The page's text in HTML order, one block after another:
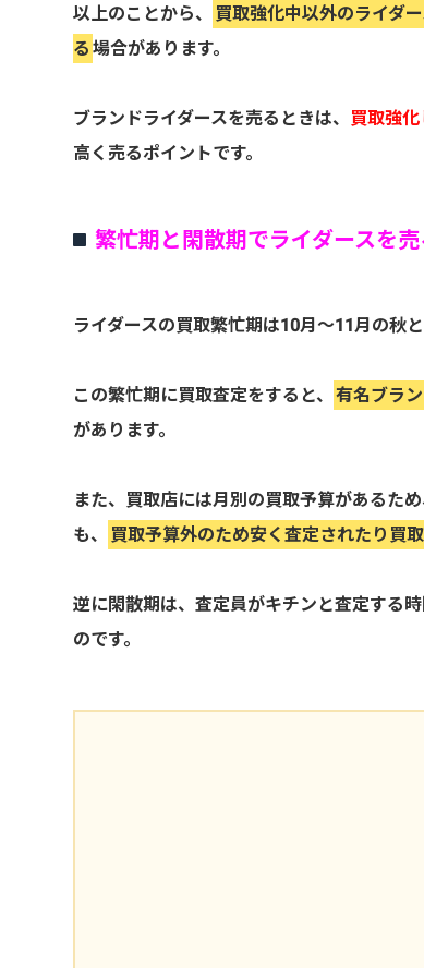
以上のことから、 買取強化中以外のライダ
る場合があります。
ブランドライダースを売るときは、 買取強
高く売るポイントです。
繁忙期と閑散期でライダースを
ライダースの買取繁忙期は10月～11月の秋と
この繁忙期に買取査定をすると、 有名ブラ
があります。
また、買取店には月別の買取予算があるた
も、 買取予算外のため安く査定されたり買
逆に閑散期は、査定員がキチンと査定する
のです。